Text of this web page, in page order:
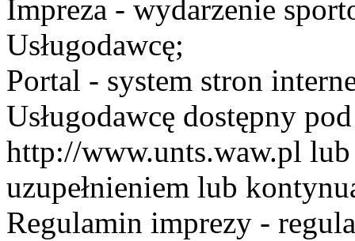
Impreza - wydarzenie
Usługodawcę;
Portal - system stron
Usługodawcę dostępny
http://www.unts.waw.pl lub
uzupełnieniem lub
Regulamin imprezy -